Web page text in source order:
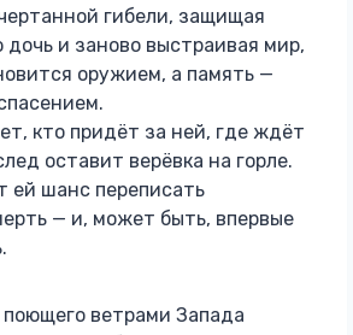
гибели, защищая
и заново выстраивая мир,
оружием, а память —
кто придёт за ней, где ждёт
оставит верёвка на горле.
ей шанс переписать
— и, может быть, впервые
ветрами Запада